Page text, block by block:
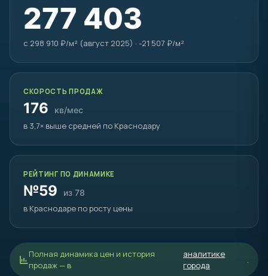
277 403
с 298 910 ₽/м² (август 2025) · -21 507 ₽/м²
СКОРОСТЬ ПРОДАЖ
176 кв/мес
в 3,7× выше средней по Краснодару
РЕЙТИНГ ПО ДИНАМИКЕ
№59 из 78
в Краснодаре по росту цены
Полная динамика цен и история
продаж — в
аналитике
города